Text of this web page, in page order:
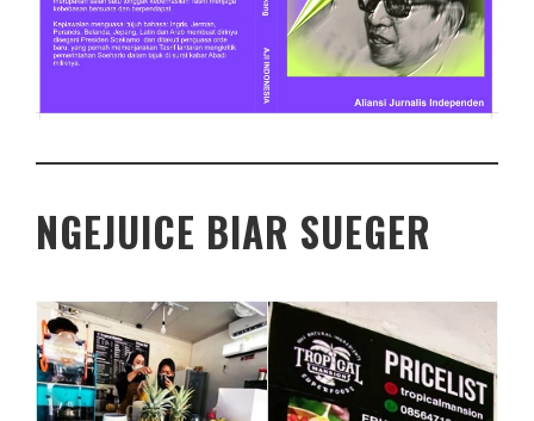
NGEJUICE BIAR SUEGER